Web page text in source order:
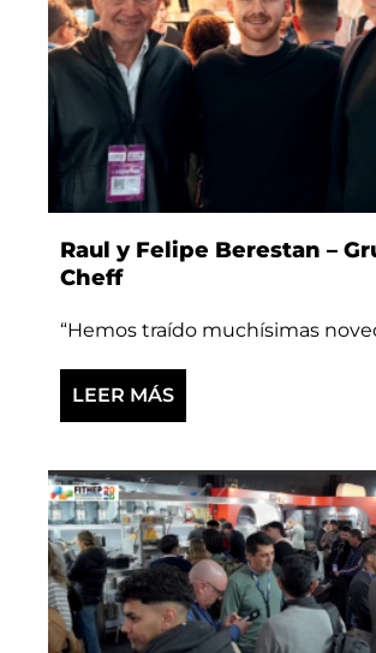
Raul y Felipe Berestan –
Cheff
“Hemos traído muchísimas
LEER MÁS